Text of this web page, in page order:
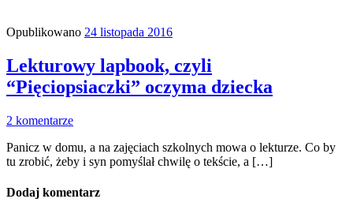
Opublikowano 24 listopada 2016
Lekturowy lapbook, czyli
“Pięciopsiaczki” oczyma dziecka
2 komentarze
Panicz w domu, a na zajęciach szkolnych mowa o lekturze. Co by
tu zrobić, żeby i syn pomyślał chwilę o tekście, a […]
Dodaj komentarz